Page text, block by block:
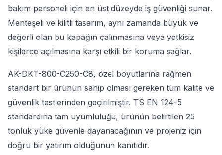
bakım personeli için en üst düzeyde iş güvenliği sunar.
Menteşeli ve kilitli tasarım, aynı zamanda büyük ve
değerli olan bu kapağın çalınmasına veya yetkisiz
kişilerce açılmasına karşı etkili bir koruma sağlar.
AK-DKT-800-C250-C8, özel boyutlarına rağmen
standart bir ürünün sahip olması gereken tüm kalite ve
güvenlik testlerinden geçirilmiştir. TS EN 124-5
standardına tam uyumluluğu, ürünün belirtilen 25
tonluk yüke güvenle dayanacağının ve projeniz için
doğru bir yatırım olduğunun kanıtıdır.